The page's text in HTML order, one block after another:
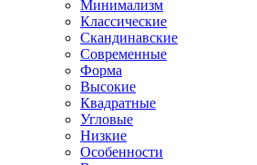
Минимализм
Классические
Скандинавские
Современные
Форма
Высокие
Квадратные
Угловые
Низкие
Особенности